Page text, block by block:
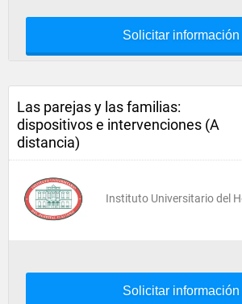
Solicitar información
Las parejas y las familias:
dispositivos e intervenciones (A
distancia)
Instituto Universitario del
Solicitar información